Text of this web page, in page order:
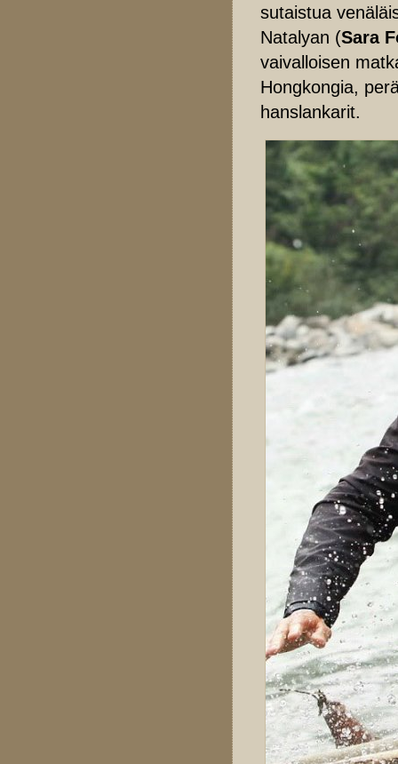
sutaistua
Natalyan (Sara
vaivalloisen
Hongkongia,
hanslankarit.